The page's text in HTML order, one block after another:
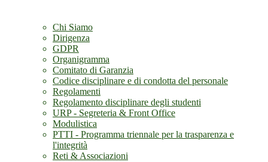
Chi Siamo
Dirigenza
GDPR
Organigramma
Comitato di Garanzia
Codice disciplinare e di condotta del personale
Regolamenti
Regolamento disciplinare degli studenti
URP - Segreteria & Front Office
Modulistica
PTTI - Programma triennale per la trasparenza e
l'integrità
Reti & Associazioni